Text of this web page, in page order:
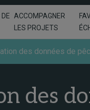
ACCOMPAGNER
LES PROJETS
des données de
des